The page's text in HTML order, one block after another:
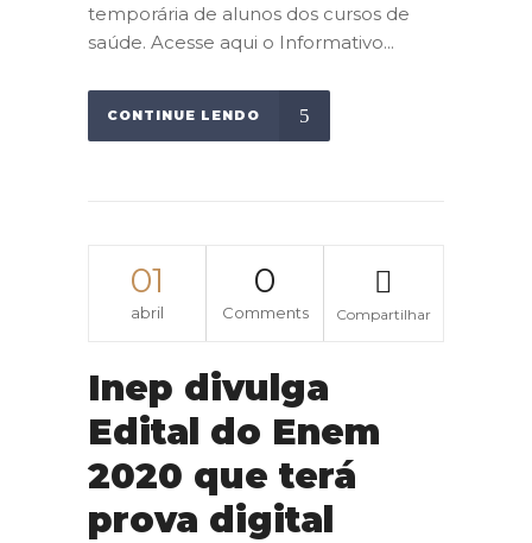
temporária de alunos dos cursos de
saúde. Acesse aqui o Informativo...
CONTINUE LENDO
01
abril
0
Comments Compartilhar
Inep divulga
Edital do Enem
2020 que terá
prova digital